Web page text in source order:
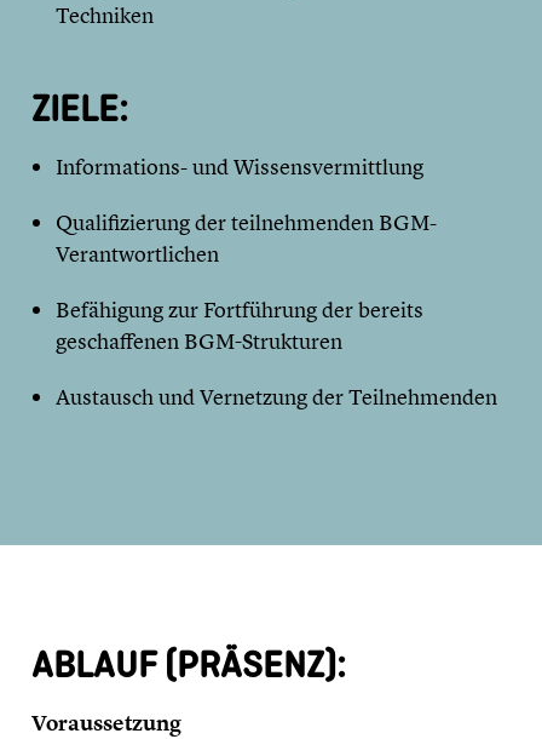
Techniken
ZIELE:
Informations- und Wissensvermittlung
Qualifizierung der teilnehmenden BGM-
Verantwortlichen
Befähigung zur Fortführung der bereits
geschaffenen BGM-Strukturen
Austausch und Vernetzung der Teilnehmenden
ABLAUF (PRÄSENZ):
Voraussetzung